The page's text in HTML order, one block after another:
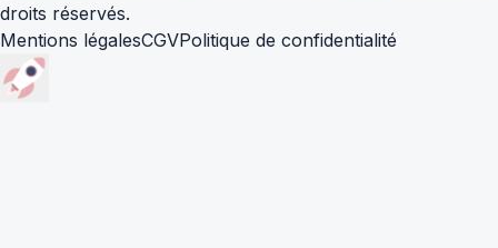
droits réservés.
Mentions légalesCGVPolitique de confidentialité